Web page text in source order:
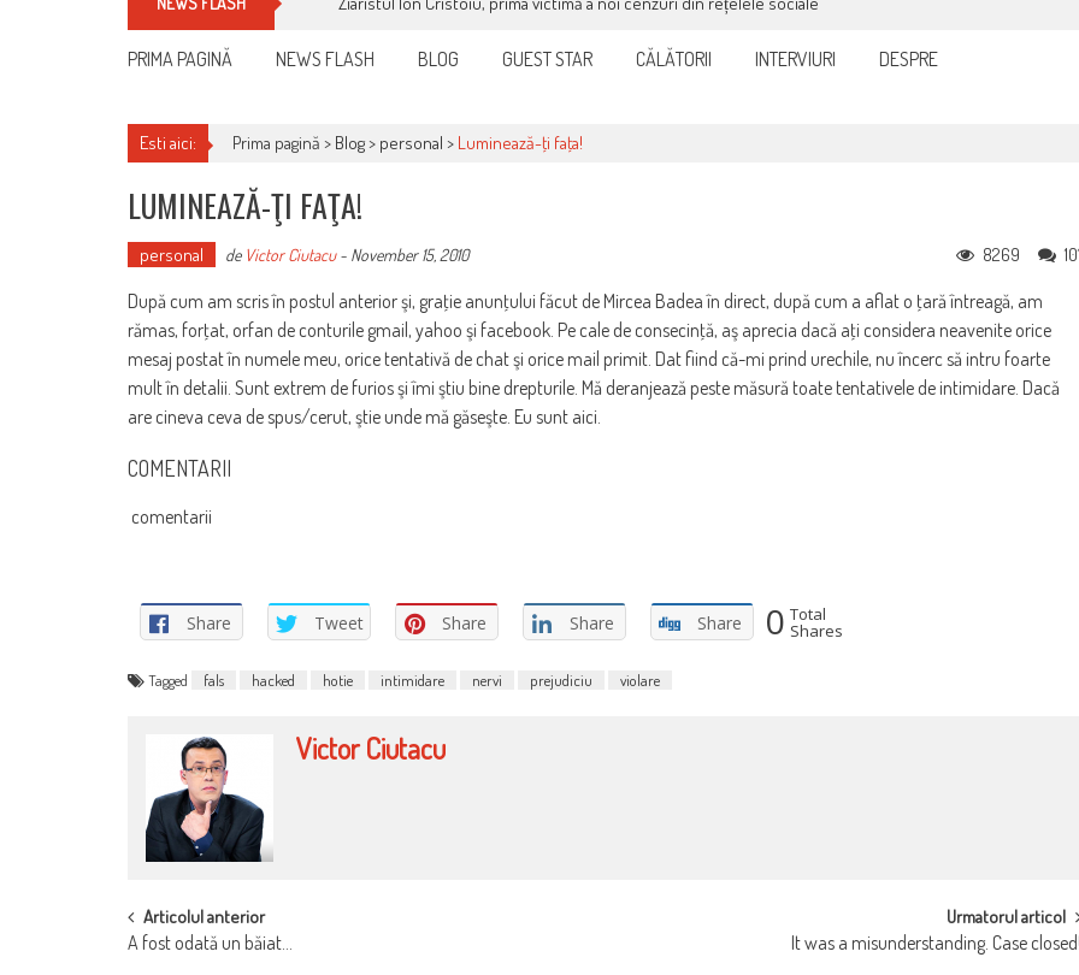
PRIMA PAGINĂ NEWS FLASH BLOG GUEST STAR CĂLĂTORII INTERVIURI DESPRE
Esti aici: Prima pagină > Blog> personal > Luminează-ţi faţa!
LUMINEAZĂ-ŢI FAŢA!
personal de Victor Ciutacu- November 15, 2010 8269
După cum am scris în postul anterior şi, graţie anunţului făcut de Mircea Badea în direct, după cum a aflat o ţară întreagă, am
rămas, forţat, orfan de conturile gmail, yahoo şi facebook. Pe cale de consecinţă, aş aprecia dacă aţi considera neavenite orice
mesaj postat în numele meu, orice tentativă de chat şi orice mail primit. Dat fiind că-mi prind urechile, nu încerc să intru foarte
mult în detalii. Sunt extrem de furios şi îmi ştiu bine drepturile. Mă deranjează peste măsură toate tentativele de intimidare. Dacă
are cineva ceva de spus/cerut, ştie unde mă găseşte. Eu sunt aici.
COMENTARII
comentarii
Share Tweet Share Share Share 0 Total
Shares
Tagged fals hacked hotie intimidare nervi prejudiciu violare
Victor Ciutacu
POST
NAVIGATION
Articolul anterior
A fost odată un băiat…
Urmatorul articol
It was a misunderstanding. Case